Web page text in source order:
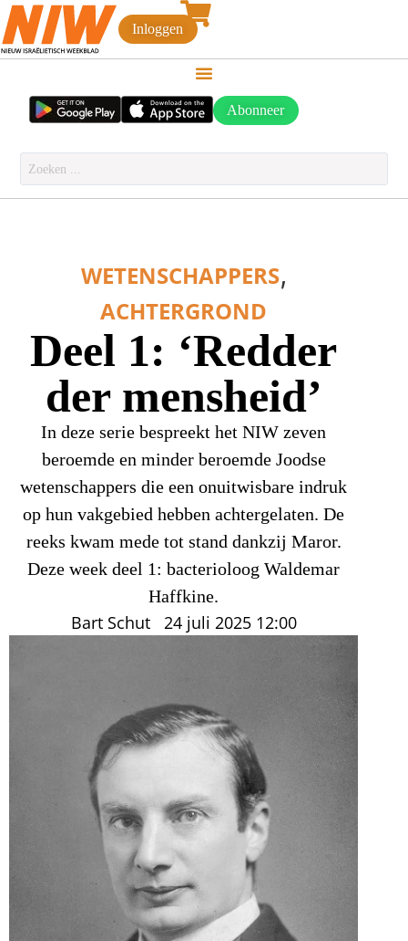
Inloggen
Abonneer
WETENSCHAPPERS,
ACHTERGROND
Deel 1: ‘Redder
der mensheid’
In deze serie bespreekt het NIW zeven
beroemde en minder beroemde Joodse
wetenschappers die een onuitwisbare indruk
op hun vakgebied hebben achtergelaten. De
reeks kwam mede tot stand dankzij Maror.
Deze week deel 1: bacterioloog Waldemar
Haffkine.
Bart Schut 24 juli 2025 12:00